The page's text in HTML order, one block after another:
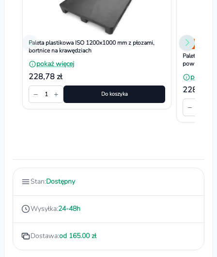
Paleta plastikowa ISO 1200x1000 mm z płozami,
bortnice na krawędziach
pokaż więcej
228,78 zł
−
1 + Do koszyka
Bestseller
Paleta
pokaż
228,78 zł
−
Stan:Dostępny
Wysyłka:24-48h
Dostawa:od 165.00 zł